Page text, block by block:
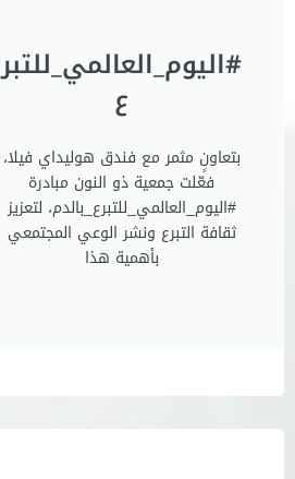
#اليوم_العالمي_للتبر
ع
بتعاونٍ مثمر مع فندق هوليداي فيلا،
فعّلت ⁧جمعية ذو النون⁩ مبادرة
⁧#اليوم_العالمي_للتبرع_بالدم⁩، لتعزيز
ثقافة التبرع ونشر الوعي المجتمعي
بأهمية هذا